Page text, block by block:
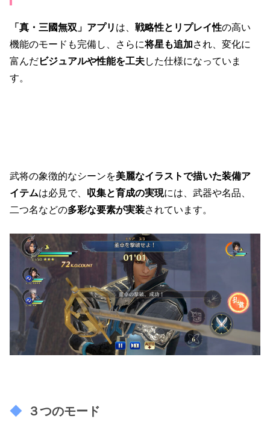
「真・三國無双」アプリ は、戦略性とリプレイ性の高い
機能のモードも完備し、さらに将星も追加され、変化に
富んだビジュアルや性能を工夫した仕様になっていま
す。
武将の象徴的なシーンを美麗なイラストで描いた装備ア
イテムは必見で、 収集と育成の実現には、武器や名品、
二つ名などの多彩な要素が実装されています。
３つのモード